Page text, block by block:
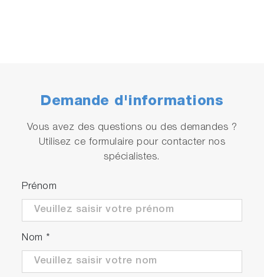
Demande d'informations
Vous avez des questions ou des demandes ?
Utilisez ce formulaire pour contacter nos
spécialistes.
Prénom
Nom *